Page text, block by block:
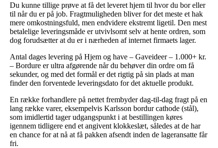
Du kunne tillige prøve at få det leveret hjem til hvor du bor eller
til når du er på job. Fragtmuligheden bliver for det meste et hak
mere omkostningsfuld, men endvidere ekstremt ligetil. Den mest
betalelige leveringsmåde er utvivlsomt selv at hente ordren, som
dog forudsætter at du er i nærheden af internet firmaets lager.
Antal dages levering på Hjem og have – Gaveideer – 1.000+ kr.
– Bordure er ultra afgørende når du behøver din ordre om få
sekunder, og med det formål er det rigtig på sin plads at man
finder den forventede leveringsdato for det aktuelle produkt.
En række forhandlere på nettet frembyder dag-til-dag fragt på en
lang række varer, eksempelvis Karlsson bordur cathode (stål),
som imidlertid tager udgangspunkt i at bestillingen køres
igennem tidligere end et angivent klokkeslæt, således at de har
en chance for at nå at få pakken afsendt inden de lageransatte får
fri.